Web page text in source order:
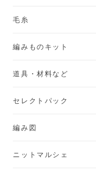
毛糸
編みものキット
道具・材料など
セレクトパック
編み図
ニットマルシェ